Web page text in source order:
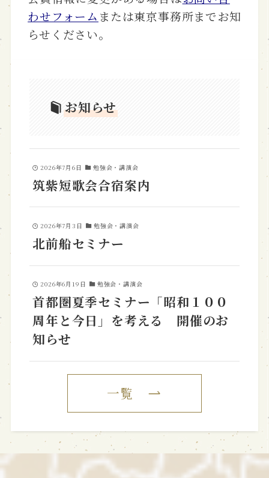
わせフォーム または東京事務所までお知
らせください。
お知らせ
2026年7月6日 勉強会・講演会
筑紫短歌会合宿案内
2026年7月3日 勉強会・講演会
北前船セミナー
2026年6月19日 勉強会・講演会
首都圏夏季セミナー「昭和１００
周年と今日」を考える 開催のお
知らせ
一覧